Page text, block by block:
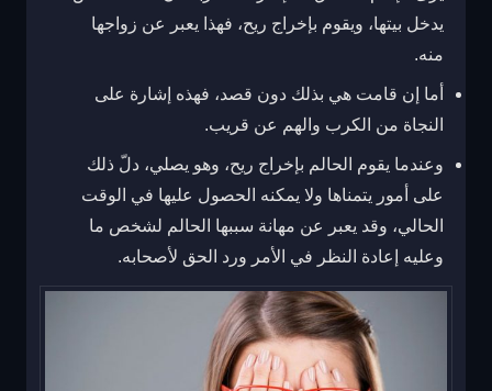
يدخل بيتها، ويقوم بإخراج ريح، فهذا يعبر عن زواجها
منه.
أما إن قامت هي بذلك دون قصد، فهذه إشارة على
النجاة من الكرب والهم عن قريب.
وعندما يقوم الحالم بإخراج ريح، وهو يصلي، دلّ ذلك
على أمور يتمناها ولا يمكنه الحصول عليها في الوقت
الحالي، وقد يعبر عن مهانة سببها الحالم لشخص ما
وعليه إعادة النظر في الأمر ورد الحق لأصحابه.